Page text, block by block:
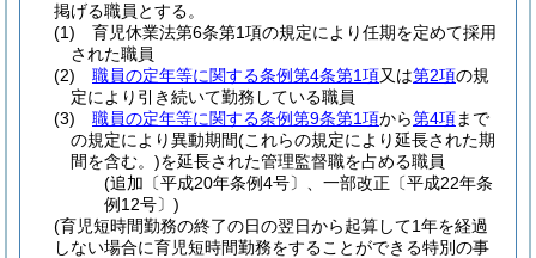
掲げる職員とする。
(1)
育児休業法第6条第1項の規定により任期を定めて採用
された職員
(2)
職員の定年等に関する条例第4条第1項又は第2項の規
定により引き続いて勤務している職員
(3)
職員の定年等に関する条例第9条第1項から第4項まで
の規定により異動期間(これらの規定により延長された期
間を含む。)を延長された管理監督職を占める職員
(追加〔平成20年条例4号〕、一部改正〔平成22年条
例12号〕)
(育児短時間勤務の終了の日の翌日から起算して1年を経過
しない場合に育児短時間勤務をすることができる特別の事